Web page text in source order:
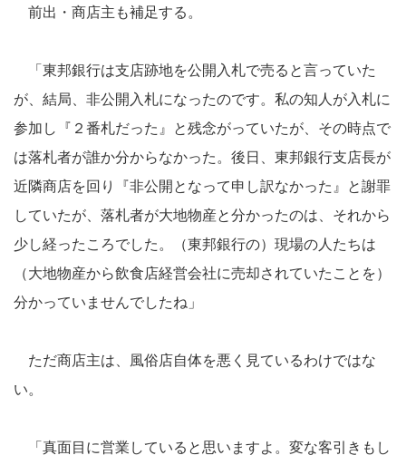
前出・商店主も補足する。
「東邦銀行は支店跡地を公開入札で売ると言っていた
が、結局、非公開入札になったのです。私の知人が入札に
参加し『２番札だった』と残念がっていたが、その時点で
は落札者が誰か分からなかった。後日、東邦銀行支店長が
近隣商店を回り『非公開となって申し訳なかった』と謝罪
していたが、落札者が大地物産と分かったのは、それから
少し経ったころでした。（東邦銀行の）現場の人たちは
（大地物産から飲食店経営会社に売却されていたことを）
分かっていませんでしたね」
ただ商店主は、風俗店自体を悪く見ているわけではな
い。
「真面目に営業していると思いますよ。変な客引きもし